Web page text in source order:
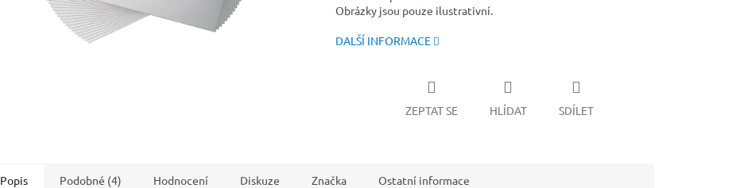
Obrázky jsou pouze ilustrativní.
DALŠÍ INFORMACE
ZEPTAT SE HLÍDAT SDÍLET
Popis Podobné (4) Hodnocení Diskuze Značka Ostatní informace